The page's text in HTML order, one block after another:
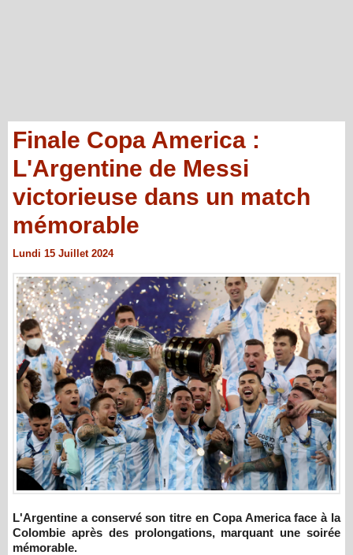
Finale Copa America :
L'Argentine de Messi
victorieuse dans un match
mémorable
Lundi 15 Juillet 2024
L'Argentine a conservé son titre en Copa America face à la
Colombie après des prolongations, marquant une soirée
mémorable.